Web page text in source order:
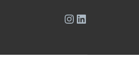
InstagramLinkedIn